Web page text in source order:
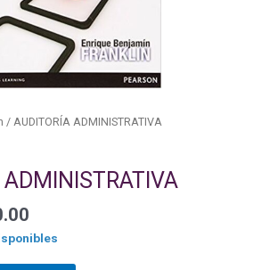
/ AUDITORÍA ADMINISTRATIVA